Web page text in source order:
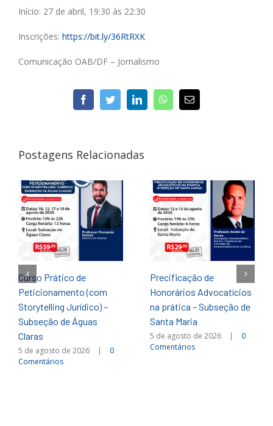
Início: 27 de abril, 19:30 às 22:30
Inscrições: https://bit.ly/36RtRXK
Comunicação OAB/DF – Jornalismo
facebooktwitter linkedin whatsapp
E-
mail
Postagens Relacionadas
Curso Prático de
Peticionamento (com
Storytelling Jurídico) –
Subseção de Águas
Claras
5 de agosto de 2026 |
0
Comentários
Precificação de
Honorários Advocatícios
na prática – Subseção de
Santa Maria
5 de agosto de 2026 |
0
Comentários